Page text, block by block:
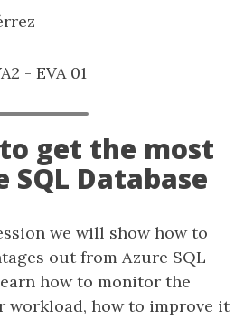
- EVA 01
get the most
Database
we will show how to
out from Azure SQL
how to monitor the
workload, how to improve it